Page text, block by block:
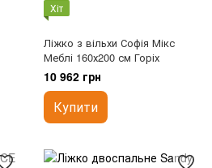
Хіт
Ліжко з вільхи Софія Мікс
Меблі 160х200 см Горіх
10 962 грн
Купити